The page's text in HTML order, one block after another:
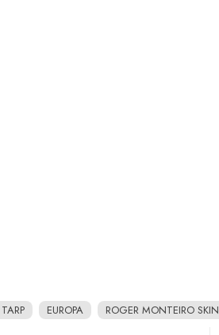
EUROPA ROGER MONTEIRO